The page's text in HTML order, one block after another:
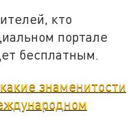
кто
портале
бесплатным.
какие знаменитости